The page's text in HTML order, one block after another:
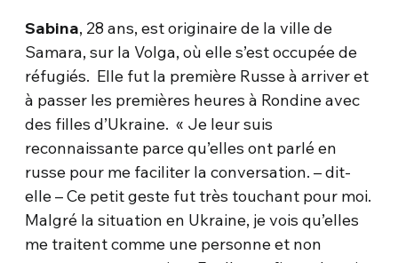
Sabina, 28 ans, est originaire de la ville de
Samara, sur la Volga, où elle s’est occupée de
réfugiés. Elle fut la première Russe à arriver et
à passer les premières heures à Rondine avec
des filles d’Ukraine. « Je leur suis
reconnaissante parce qu’elles ont parlé en
russe pour me faciliter la conversation. – dit-
elle – Ce petit geste fut très touchant pour moi.
Malgré la situation en Ukraine, je vois qu’elles
me traitent comme une personne et non